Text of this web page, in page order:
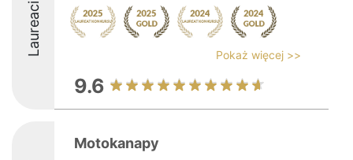
Laureaci Pokaż więcej >>
9.6
Motokanapy